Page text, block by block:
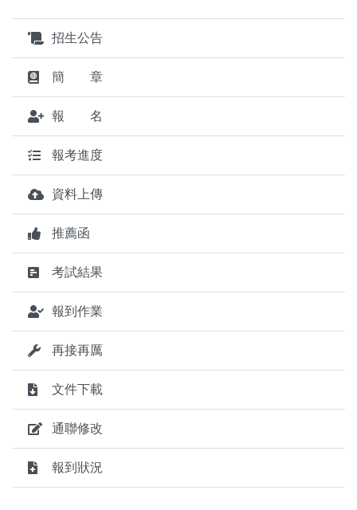
招生公告
簡 章
報 名
報考進度
資料上傳
推薦函
考試結果
報到作業
再接再厲
文件下載
通聯修改
報到狀況